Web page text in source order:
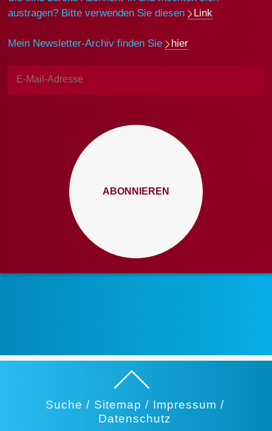
austragen? Bitte verwenden Sie diesen Link
Mein Newsletter-Archiv finden Sie hier
ABONNIEREN
Suche / Sitemap / Impressum /
Datenschutz